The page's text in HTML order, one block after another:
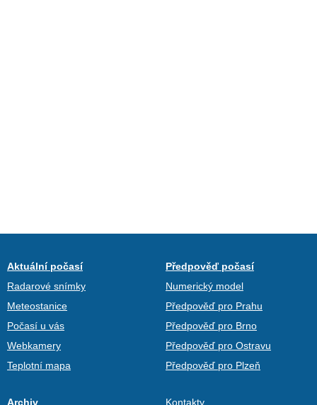
Aktuální počasí
Radarové snímky
Meteostanice
Počasí u vás
Webkamery
Teplotní mapa
Předpověď počasí
Numerický model
Předpověď pro Prahu
Předpověď pro Brno
Předpověď pro Ostravu
Předpověď pro Plzeň
Archiv Kontakty